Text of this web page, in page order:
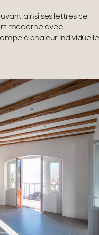
ainsi ses lettres de
moderne avec
à chaleur individuelle